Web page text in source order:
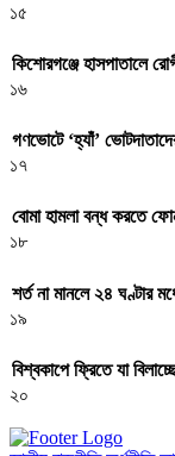
১৫
কিশোরগঞ্জে হাসপাতালে
১৬
গণভোটে ‘হ্যাঁ’
১৭
বোমা হামলা বন্ধ করতে
১৮
শর্ত না মানলে ২৪ ঘণ্টার
১৯
বিশ্বকাপে ফ্রিতে যা
২০